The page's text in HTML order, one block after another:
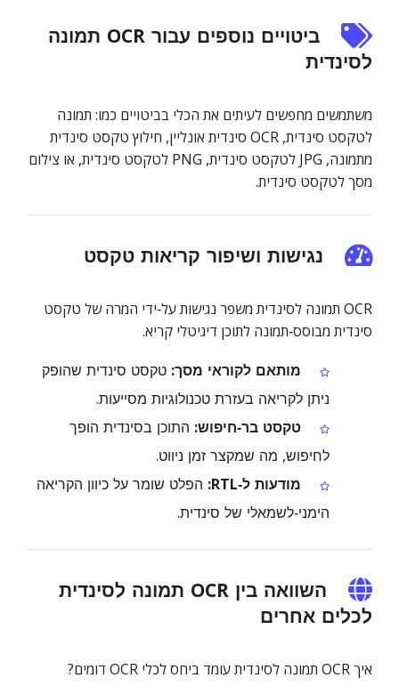
ביטויים נוספים עבור OCR תמונה
לסינדית
משתמשים מחפשים לעיתים את הכלי בביטויים כמו: תמונה
לטקסט סינדית, OCR סינדית אונליין, חילוץ טקסט סינדית
מתמונה, JPG לטקסט סינדית, PNG לטקסט סינדית, או צילום
מסך לטקסט סינדית.
נגישות ושיפור קריאות טקסט
OCR תמונה לסינדית משפר נגישות על‑ידי המרה של טקסט
סינדית מבוסס‑תמונה לתוכן דיגיטלי קריא.
מותאם לקוראי מסך:טקסט סינדית שהופק
ניתן לקריאה בעזרת טכנולוגיות מסייעות.
טקסט בר‑חיפוש: התוכן בסינדית הופך
לחיפוש, מה שמקצר זמן ניווט.
מודעות ל‑RTL:
הפלט שומר על כיוון הקריאה
הימני‑לשמאלי של סינדית.
השוואה בין OCR תמונה לסינדית
לכלים אחרים
איך OCR תמונה לסינדית עומד ביחס לכלי OCR דומים?